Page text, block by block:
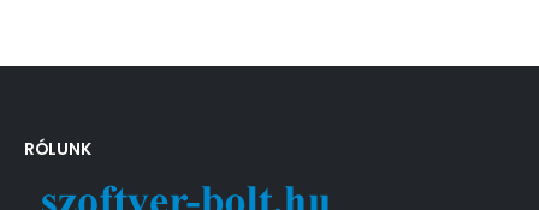
RÓLUNK